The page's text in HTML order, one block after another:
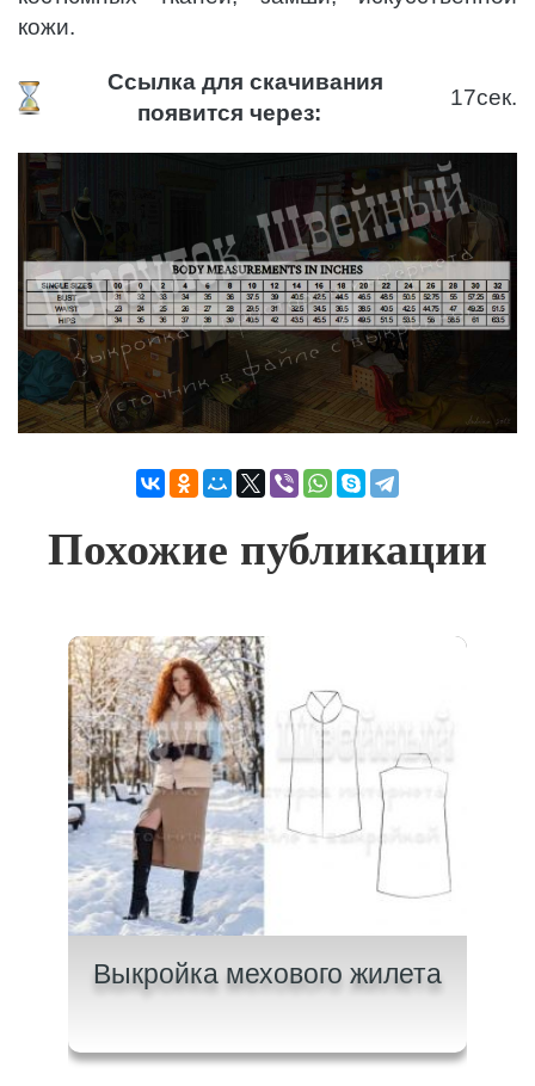
кожи.
Ссылка для скачивания
появится через:
17сек.
Похожие публикации
Выкройка мехового жилета